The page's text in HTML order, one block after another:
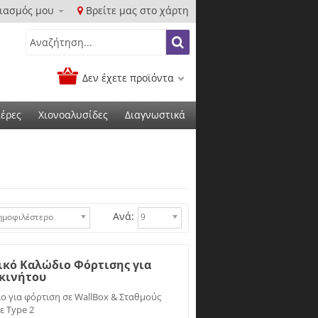
μου Βρείτε μας στο χάρτη
Δεν έχετε προϊόντα
Χιονοαλυσίδες Διαγνωστικά
Ανά: 9
Καλώδιο Φόρτισης για
για φόρτιση σε WallBox & Σταθμούς
Type 2